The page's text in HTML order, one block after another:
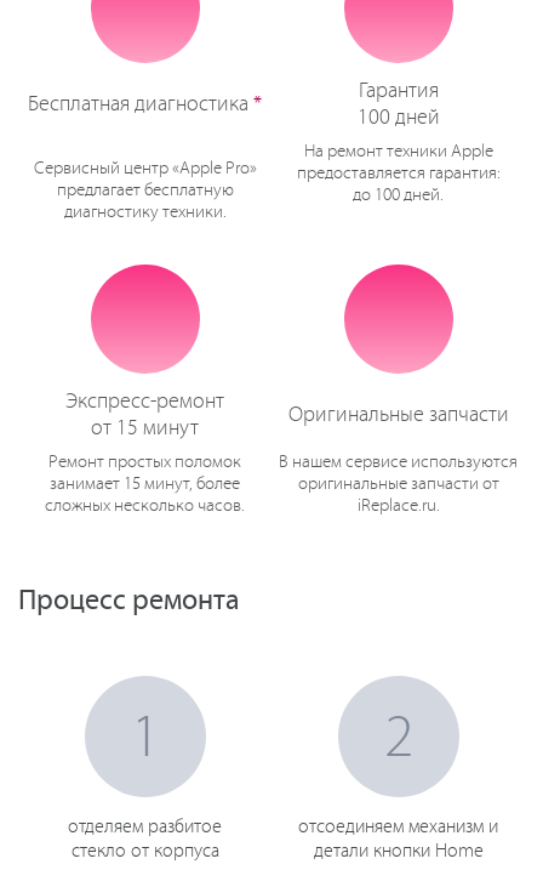
Бесплатная диагностика *
Сервисный центр «Apple Pro»
предлагает бесплатную
диагностику техники.
Гарантия
100 дней
На ремонт техники Apple
предоставляется гарантия:
до 100 дней.
Экспресс-ремонт
от 15 минут
Ремонт простых поломок
занимает 15 минут, более
сложных несколько часов.
Оригинальные запчасти
В нашем сервисе используются
оригинальные запчасти от
iReplace.ru.
Процесс ремонта
1
отделяем разбитое
стекло от корпуса
2
отсоединяем механизм и
детали кнопки Home